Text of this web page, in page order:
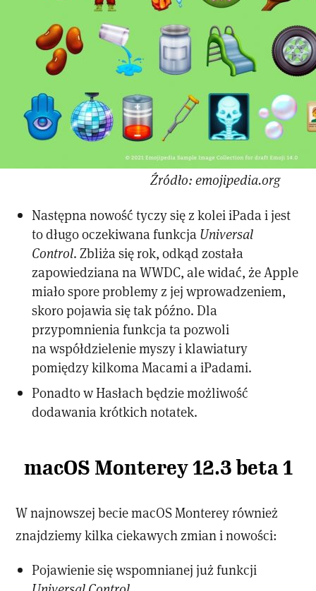
Źródło: emojipedia.org
Następna nowość tyczy się z kolei iPada i jest
to długo oczekiwana funkcja Universal
Control. Zbliża się rok, odkąd została
zapowiedziana na WWDC, ale widać, że Apple
miało spore problemy z jej wprowadzeniem,
skoro pojawia się tak późno. Dla
przypomnienia funkcja ta pozwoli
na współdzielenie myszy i klawiatury
pomiędzy kilkoma Macami a iPadami.
Ponadto w Hasłach będzie możliwość
dodawania krótkich notatek.
macOS Monterey 12.3 beta 1
W najnowszej becie macOS Monterey również
znajdziemy kilka ciekawych zmian i nowości:
Pojawienie się wspomnianej już funkcji